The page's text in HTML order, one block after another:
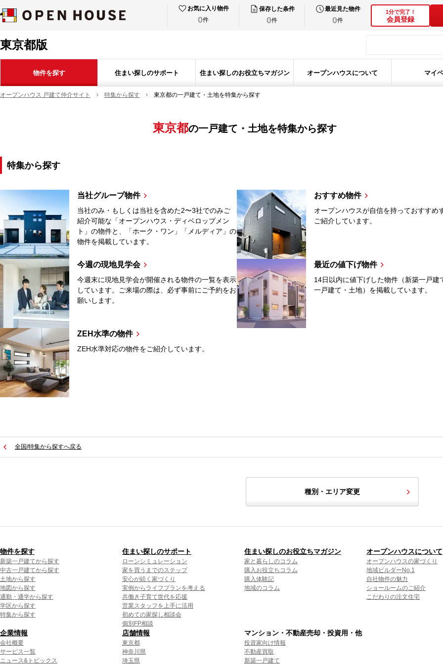
お気に入り物件
0件
保存した条件
0件
最近見た物件
0件
1分で完了！
会員登録
東京都版
物件を探す 住まい探しのサポート 住まい探しのお役立ちマガジン オープンハウスについて マイ
オープンハウス 戸建て仲介サイト 特集から探す 東京都の一戸建て・土地を特集から探す
東京都の一戸建て・土地を特集から探す
特集から探す
当社グループ物件
当社のみ・もしくは当社を含めた2〜3社でのみご
紹介可能な「オープンハウス・ディベロップメン
ト」の物件と、「ホーク・ワン」「メルディア」の
物件を掲載しています。
おすすめ物件
オープンハウスが自信を持っておすすめ
ご紹介しています。
今週の現地見学会
今週末に現地見学会が開催される物件の一覧を表示
しています。ご来場の際は、必ず事前にご予約をお
願いします。
最近の値下げ物件
14日以内に値下げした物件（新築一戸建
一戸建て・土地）を掲載しています。
ZEH水準の物件
ZEH水準対応の物件をご紹介しています。
全国/特集から探すへ戻る
種別・エリア変更
物件を探す
新築一戸建てから探す
中古一戸建てから探す
土地から探す
地図から探す
通勤・通学から探す
学区から探す
特集から探す
住まい探しのサポート
ローンシミュレーション
家を買うまでのステップ
安心が続く家づくり
実例からライフプランを考える
共働き子育て世代を応援
営業スタッフを上手に活用
初めての家探し相談会
個別FP相談
住まい探しのお役立ちマガジン
家と暮らしのコラム
購入お役立ちコラム
購入体験記
地域のコラム
オープンハウスについて
オープンハウスの家づくり
地域ビルダーNo.1
自社物件の魅力
ショールームのご紹介
こだわりの注文住宅
企業情報
会社概要
サービス一覧
ニュース&トピックス
店舗情報
東京都
神奈川県
埼玉県
マンション・不動産売却・投資用・他
投資家向け情報
不動産買取
新築一戸建て